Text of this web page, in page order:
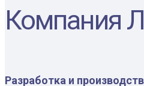
Компания
Разработка и